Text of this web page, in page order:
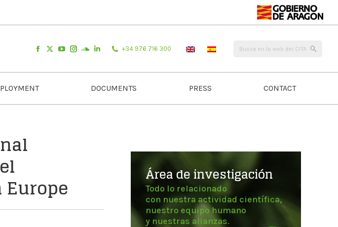
+34 976 716 300
DOCUMENTS PRESS CONTACT
Área de investigación
Todo lo relacionado
con nuestra actividad científica,
nuestro equipo humano
y nuestras alianzas.